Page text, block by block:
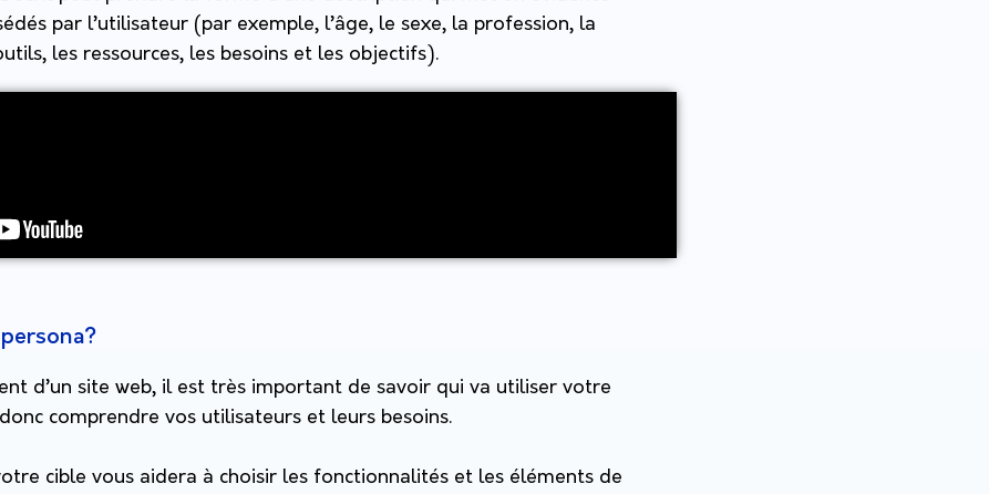
par l’utilisateur (par exemple, l’âge, le sexe, la profession, la
les ressources, les besoins et les objectifs).
d’un site web, il est très important de savoir qui va utiliser votre
comprendre vos utilisateurs et leurs besoins.
cible vous aidera à choisir les fonctionnalités et les éléments de